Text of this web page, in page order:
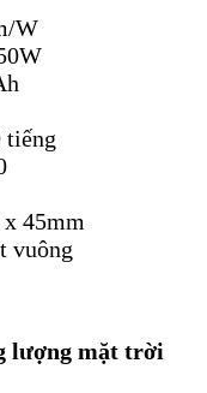
W
tiếng
45mm
vuông
lượng mặt trời